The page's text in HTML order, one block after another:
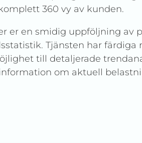
360 vy av kunden.
er en smidig uppföljning av
Tjänsten har färdiga
till detaljerade
om aktuell